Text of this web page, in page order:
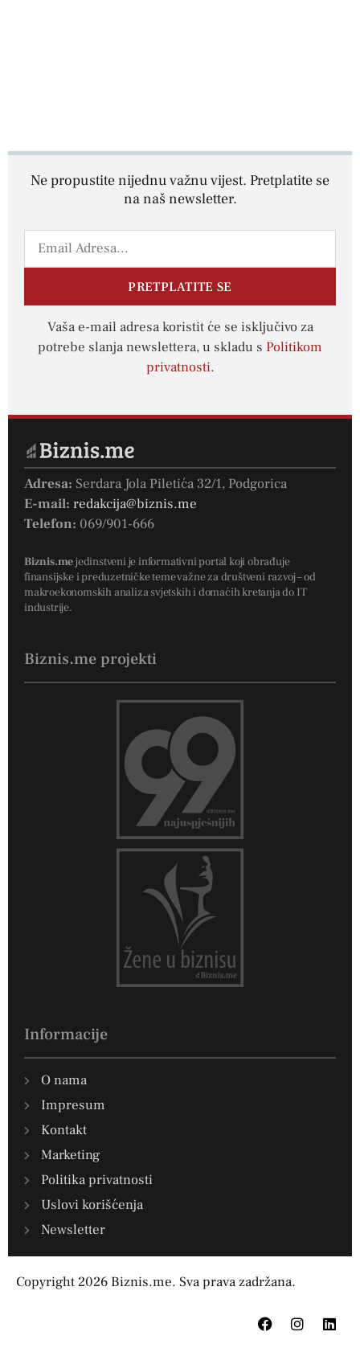
Ne propustite nijednu važnu vijest. Pretplatite se
na naš newsletter.
PRETPLATITE SE
Vaša e-mail adresa koristit će se isključivo za
potrebe slanja newslettera, u skladu s Politikom
privatnosti.
Adresa: Serdara Jola Piletića 32/1, Podgorica
E-mail: redakcija@biznis.me
Telefon: 069/901-666
Biznis.mejedinstveni je informativni portal koji obrađuje
finansijske i preduzetničke teme važne za društveni razvoj – od
makroekonomskih analiza svjetskih i domaćih kretanja do IT
industrije.
Biznis.me projekti
Informacije
O nama
Impresum
Kontakt
Marketing
Politika privatnosti
Uslovi korišćenja
Newsletter
Copyright 2026 Biznis.me. Sva prava zadržana.